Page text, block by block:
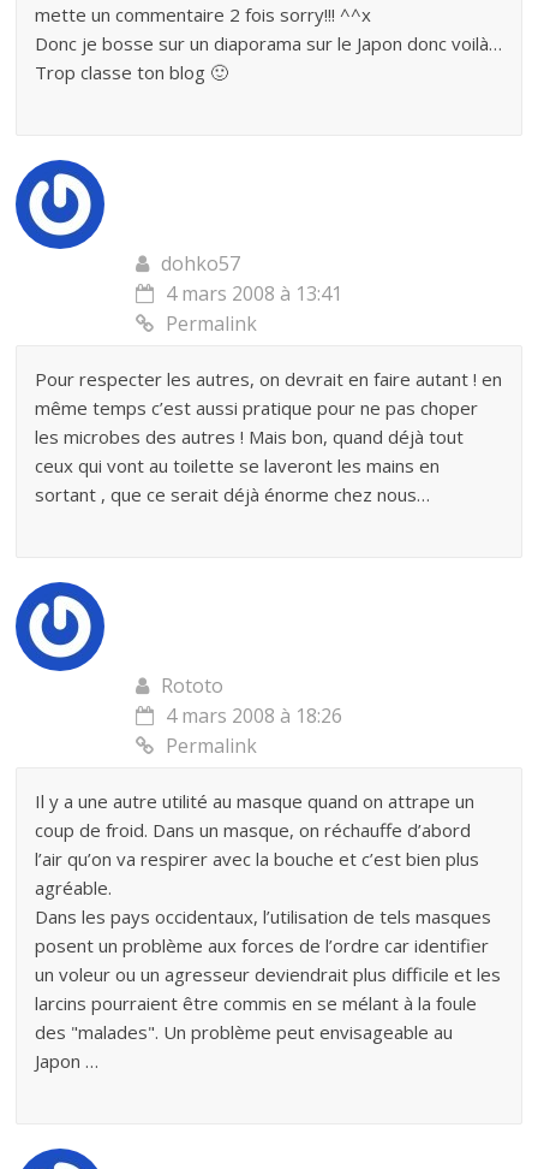
mette un commentaire 2 fois sorry!!! ^^x
Donc je bosse sur un diaporama sur le Japon donc voilà…
Trop classe ton blog 🙂
dohko57
4 mars 2008 à 13:41
Permalink
Pour respecter les autres, on devrait en faire autant ! en
même temps c’est aussi pratique pour ne pas choper
les microbes des autres ! Mais bon, quand déjà tout
ceux qui vont au toilette se laveront les mains en
sortant , que ce serait déjà énorme chez nous…
Rototo
4 mars 2008 à 18:26
Permalink
Il y a une autre utilité au masque quand on attrape un
coup de froid. Dans un masque, on réchauffe d’abord
l’air qu’on va respirer avec la bouche et c’est bien plus
agréable.
Dans les pays occidentaux, l’utilisation de tels masques
posent un problème aux forces de l’ordre car identifier
un voleur ou un agresseur deviendrait plus difficile et les
larcins pourraient être commis en se mélant à la foule
des "malades". Un problème peut envisageable au
Japon …